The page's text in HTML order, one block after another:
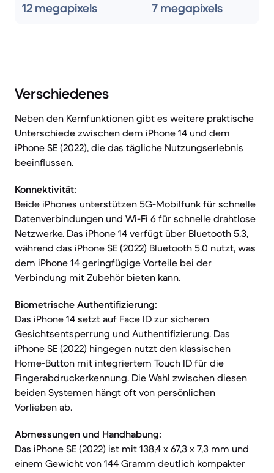
12 megapixels 7 megapixels
Verschiedenes
Neben den Kernfunktionen gibt es weitere praktische
Unterschiede zwischen dem iPhone 14 und dem
iPhone SE (2022), die das tägliche Nutzungserlebnis
beeinflussen.
Konnektivität:
Beide iPhones unterstützen 5G-Mobilfunk für schnelle
Datenverbindungen und Wi-Fi 6 für schnelle drahtlose
Netzwerke. Das iPhone 14 verfügt über Bluetooth 5.3,
während das iPhone SE (2022) Bluetooth 5.0 nutzt, was
dem iPhone 14 geringfügige Vorteile bei der
Verbindung mit Zubehör bieten kann.
Biometrische Authentifizierung:
Das iPhone 14 setzt auf Face ID zur sicheren
Gesichtsentsperrung und Authentifizierung. Das
iPhone SE (2022) hingegen nutzt den klassischen
Home-Button mit integriertem Touch ID für die
Fingerabdruckerkennung. Die Wahl zwischen diesen
beiden Systemen hängt oft von persönlichen
Vorlieben ab.
Abmessungen und Handhabung:
Das iPhone SE (2022) ist mit 138,4 x 67,3 x 7,3 mm und
einem Gewicht von 144 Gramm deutlich kompakter